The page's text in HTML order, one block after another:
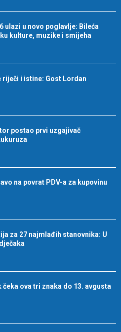
ulazi u novo poglavlje: Bileća
kulture, muzike i smijeha
riječi i istine: Gost Lordan
postao prvi uzgajivač
na povrat PDV-a za kupovinu
za 27 najmlađih stanovnika: U
ova tri znaka do 13. avgusta